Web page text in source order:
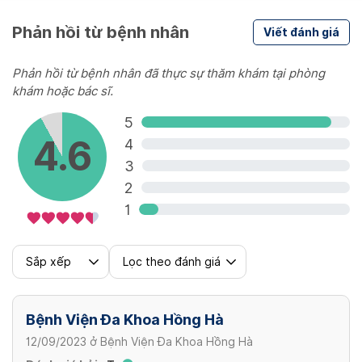
2,800,000 - 3,000,000 VND
Phản hồi từ bệnh nhân Viết đánh giá
Phản hồi từ bệnh nhân đã thực sự thăm khám tại phòng
khám hoặc bác sĩ.
4.6
5
4
3
2
1
Sắp xếp Lọc theo đánh giá
Bệnh Viện Đa Khoa Hồng Hà
12/09/2023 ở Bệnh Viện Đa Khoa Hồng Hà